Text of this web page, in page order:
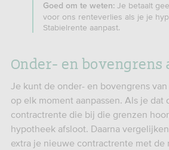
Goed om te weten: Je betaalt
voor ons renteverlies als je je
Stabielrente aanpast.
Onder- en bovengrens
Je kunt de onder- en bovengrens
op elk moment aanpassen. Als je dat
contractrente die bij die grenzen
hypotheek afsloot. Daarna
extra je nieuwe contractrente met de